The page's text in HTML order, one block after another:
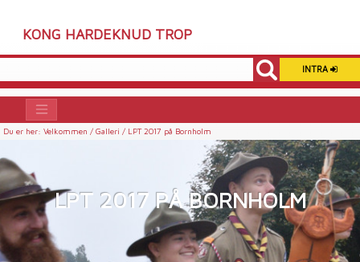
KONG HARDEKNUD TROP
INTRA
Du er her:Velkommen /Galleri / LPT 2017 på Bornholm
LPT 2017 PÅ BORNHOLM